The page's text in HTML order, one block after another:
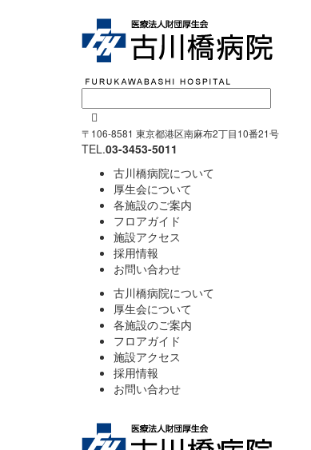

〒106-8581 東京都港区南麻布2丁目10番21号
TEL.03-3453-5011
古川橋病院について
厚生会について
各施設のご案内
フロアガイド
施設アクセス
採用情報
お問い合わせ
古川橋病院について
厚生会について
各施設のご案内
フロアガイド
施設アクセス
採用情報
お問い合わせ